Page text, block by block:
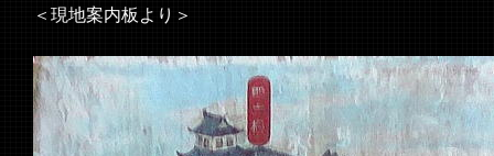
＜現地案内板より＞